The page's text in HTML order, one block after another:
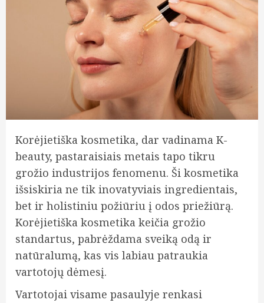
Korėjietiška kosmetika, dar vadinama K-
beauty, pastaraisiais metais tapo tikru
grožio industrijos fenomenu. Ši kosmetika
išsiskiria ne tik inovatyviais ingredientais,
bet ir holistiniu požiūriu į odos priežiūrą.
Korėjietiška kosmetika keičia grožio
standartus, pabrėždama sveiką odą ir
natūralumą, kas vis labiau patraukia
vartotojų dėmesį.
Vartotojai visame pasaulyje renkasi